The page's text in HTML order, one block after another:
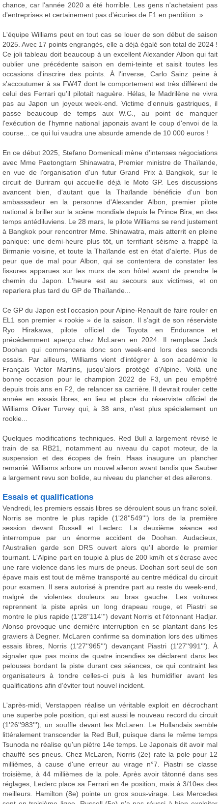
chance, car l'année 2020 a été horrible. Les gens n'achetaient pas
d'entreprises et certainement pas d'écuries de F1 en perdition. »
L'équipe Williams peut en tout cas se louer de son début de saison
2025. Avec 17 points engrangés, elle a déjà égalé son total de 2024 !
Ce joli tableau doit beaucoup à un excellent Alexander Albon qui fait
oublier une précédente saison en demi-teinte et saisit toutes les
occasions d'inscrire des points. À l'inverse, Carlo Sainz peine à
s'accoutumer à sa FW47 dont le comportement est très différent de
celui des Ferrari qu'il pilotait naguère. Hélas, le Madrilène ne vivra
pas au Japon un joyeux week-end. Victime d'ennuis gastriques, il
passe beaucoup de temps aux W.C., au point de manquer
l'exécution de l'hymne national japonais avant le coup d'envoi de la
course... ce qui lui vaudra une absurde amende de 10 000 euros !
En ce début 2025, Stefano Domenicali mène d'intenses négociations
avec Mme Paetongtarn Shinawatra, Premier ministre de Thaïlande,
en vue de l'organisation d'un futur Grand Prix à Bangkok, sur le
circuit de Buriram qui accueille déjà le Moto GP. Les discussions
avancent bien, d'autant que la Thaïlande bénéficie d'un bon
ambassadeur en la personne d'Alexander Albon, premier pilote
national à briller sur la scène mondiale depuis le Prince Bira, en des
temps antédiluviens. Le 28 mars, le pilote Williams se rend justement
à Bangkok pour rencontrer Mme. Shinawatra, mais atterrit en pleine
panique: une demi-heure plus tôt, un terrifiant séisme a frappé la
Birmanie voisine, et toute la Thaïlande est en état d'alerte. Plus de
peur que de mal pour Albon, qui se contentera de constater les
fissures apparues sur les murs de son hôtel avant de prendre le
chemin du Japon. L'heure est au secours aux victimes, et on
reparlera plus tard du GP de Thaïlande...
Ce GP du Japon est l'occasion pour Alpine-Renault de faire rouler en
EL1 son premier « rookie » de la saison. Il s'agit de son réserviste
Ryo Hirakawa, pilote officiel de Toyota en Endurance et
précédemment aperçu chez McLaren en 2024. Il remplace Jack
Doohan qui commencera donc son week-end lors des seconds
essais. Par ailleurs, Williams vient d'intégrer à son académie le
Français Victor Martins, jusqu'alors protégé d'Alpine. Voilà une
bonne occasion pour le champion 2022 de F3, un peu empêtré
depuis trois ans en F2, de relancer sa carrière. Il devrait rouler cette
année en essais libres, en lieu et place du réserviste officiel de
Williams Oliver Turvey qui, à 38 ans, n'est plus spécialement un
rookie...
Quelques modifications techniques. Red Bull a largement révisé le
train de sa RB21, notamment au niveau du capot moteur, de la
suspension et des écopes de frein. Haas inaugure un plancher
remanié. Williams arbore un nouvel aileron avant tandis que Sauber
a largement revu son bolide, au niveau du plancher et des ailerons.
Essais et qualifications
Vendredi, les premiers essais libres se déroulent sous un franc soleil.
Norris se montre le plus rapide (1'28''549''') lors de la première
session devant Russell et Leclerc. La deuxième séance est
interrompue par un énorme accident de Doohan. Audacieux,
l'Australien garde son DRS ouvert alors qu'il aborde le premier
tournant. L'Alpine part en toupie à plus de 200 km/h et s'écrase avec
une rare violence dans les murs de pneus. Doohan sort seul de son
épave mais est tout de même transporté au centre médical du circuit
pour examen. Il sera autorisé à prendre part au reste du week-end,
malgré de violentes douleurs au bras gauche. Les voitures
reprennent la piste après un long drapeau rouge, et Piastri se
montre le plus rapide (1'28''114''') devant Norris et l'étonnant Hadjar.
Alonso provoque une dernière interruption en se plantant dans les
graviers à Degner. McLaren confirme sa domination lors des ultimes
essais libres, Norris (1'27''965''') devançant Piastri (1'27''991'''). À
signaler que pas moins de quatre incendies se déclarent dans les
pelouses bordant la piste durant ces séances, ce qui contraint les
organisateurs à tondre celles-ci puis à les humidifier avant les
qualifications afin d‘éviter tout nouvel incident.
L'après-midi, Verstappen réalise un véritable exploit en décrochant
une superbe pole position, qui est aussi le nouveau record du circuit
(1'26''983'''), un souffle devant les McLaren. Le Hollandais semble
littéralement transcender la Red Bull, puisque dans le même temps
Tsunoda ne réalise qu'un piètre 14e temps. Le Japonais dit avoir mal
chauffé ses pneus. Chez McLaren, Norris (2e) rate la pole pour 12
millièmes, à cause d'une erreur au virage n°7. Piastri se classe
troisième, à 44 millièmes de la pole. Après avoir tâtonné dans ses
réglages, Leclerc place sa Ferrari en 4e position, mais à 3/10es des
meilleurs. Hamilton (8e) pointe un gros sous-virage. Les Mercedes